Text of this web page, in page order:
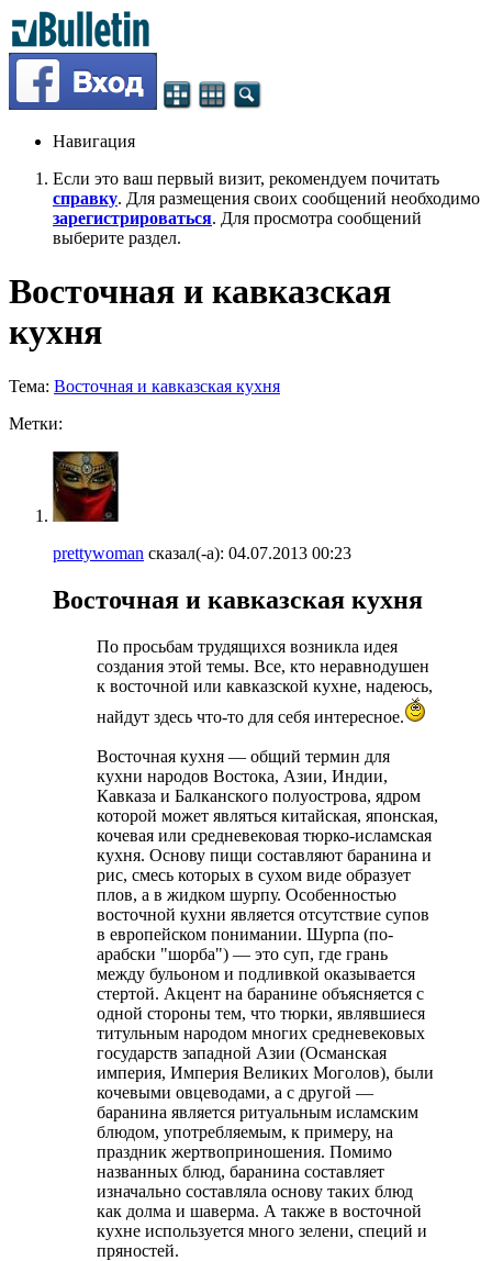
Навигация
Если это ваш первый визит, рекомендуем почитать
справку. Для размещения своих сообщений необходимо
зарегистрироваться. Для просмотра сообщений
выберите раздел.
Восточная и кавказская
кухня
Тема: Восточная и кавказская кухня
Метки:
prettywoman сказал(-а): 04.07.2013 00:23
Восточная и кавказская кухня
По просьбам трудящихся возникла идея
создания этой темы. Все, кто неравнодушен
к восточной или кавказской кухне, надеюсь,
найдут здесь что-то для себя интересное.
Восточная кухня — общий термин для
кухни народов Востока, Азии, Индии,
Кавказа и Балканского полуострова, ядром
которой может являться китайская, японская,
кочевая или средневековая тюрко-исламская
кухня. Основу пищи составляют баранина и
рис, смесь которых в сухом виде образует
плов, а в жидком шурпу. Особенностью
восточной кухни является отсутствие супов
в европейском понимании. Шурпа (по-
арабски "шорба") — это суп, где грань
между бульоном и подливкой оказывается
стертой. Акцент на баранине объясняется с
одной стороны тем, что тюрки, являвшиеся
титульным народом многих средневековых
государств западной Азии (Османская
империя, Империя Великих Моголов), были
кочевыми овцеводами, а с другой —
баранина является ритуальным исламским
блюдом, употребляемым, к примеру, на
праздник жертвоприношения. Помимо
названных блюд, баранина составляет
изначально составляла основу таких блюд
как долма и шаверма. А также в восточной
кухне используется много зелени, специй и
пряностей.